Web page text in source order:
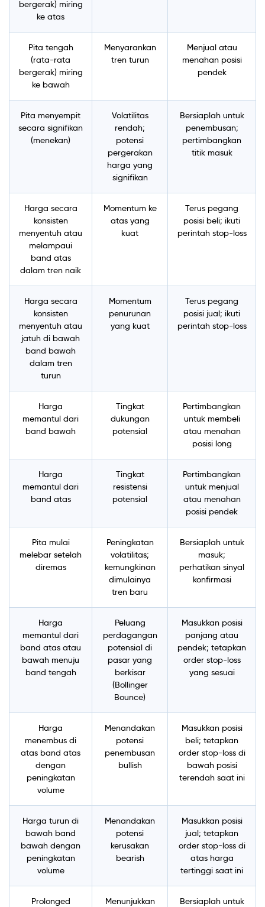
bergerak) miring
ke atas
Pita tengah
(rata-rata
bergerak) miring
ke bawah
Menyarankan
tren turun
Menjual atau
menahan posisi
pendek
Pita menyempit
secara signifikan
(menekan)
Volatilitas
rendah;
potensi
pergerakan
harga yang
signifikan
Bersiaplah untuk
penembusan;
pertimbangkan
titik masuk
Harga secara
konsisten
menyentuh atau
melampaui
band atas
dalam tren naik
Momentum ke
atas yang
kuat
Terus pegang
posisi beli; ikuti
perintah stop-loss
Harga secara
konsisten
menyentuh atau
jatuh di bawah
band bawah
dalam tren
turun
Momentum
penurunan
yang kuat
Terus pegang
posisi jual; ikuti
perintah stop-loss
Harga
memantul dari
band bawah
Tingkat
dukungan
potensial
Pertimbangkan
untuk membeli
atau menahan
posisi long
Harga
memantul dari
band atas
Tingkat
resistensi
potensial
Pertimbangkan
untuk menjual
atau menahan
posisi pendek
Pita mulai
melebar setelah
diremas
Peningkatan
volatilitas;
kemungkinan
dimulainya
tren baru
Bersiaplah untuk
masuk;
perhatikan sinyal
konfirmasi
Harga
memantul dari
band atas atau
bawah menuju
band tengah
Peluang
perdagangan
potensial di
pasar yang
berkisar
(Bollinger
Bounce)
Masukkan posisi
panjang atau
pendek; tetapkan
order stop-loss
yang sesuai
Harga
menembus di
atas band atas
dengan
peningkatan
volume
Menandakan
potensi
penembusan
bullish
Masukkan posisi
beli; tetapkan
order stop-loss di
bawah posisi
terendah saat ini
Harga turun di
bawah band
bawah dengan
peningkatan
volume
Menandakan
potensi
kerusakan
bearish
Masukkan posisi
jual; tetapkan
order stop-loss di
atas harga
tertinggi saat ini
Prolonged
Menunjukkan
Bersiaplah untuk